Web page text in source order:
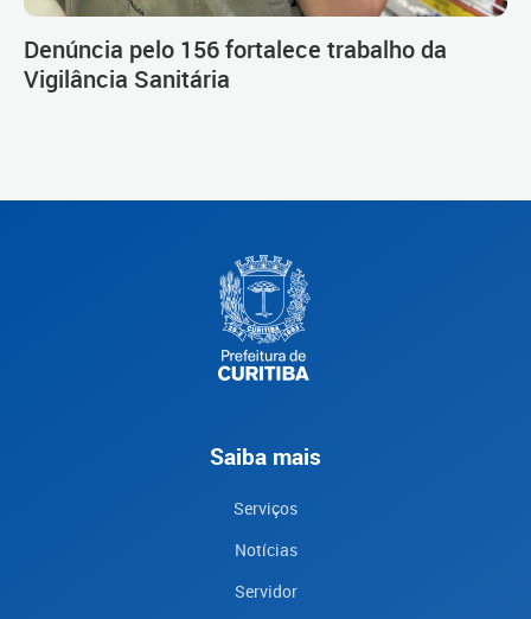
Denúncia pelo 156 fortalece trabalho da
Vigilância Sanitária
Saiba mais
Serviços
Notícias
Servidor